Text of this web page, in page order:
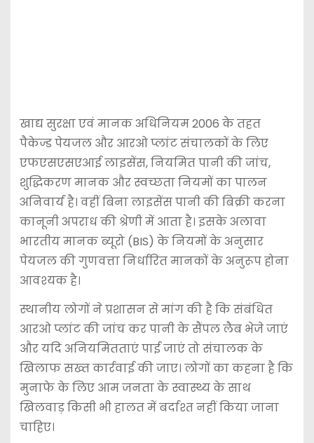
खाद्य सुरक्षा एवं मानक अधिनियम 2006 के तहत
पैकेज्ड पेयजल और आरओ प्लांट संचालकों के लिए
एफएसएसएआई लाइसेंस, नियमित पानी की जांच,
शुद्धिकरण मानक और स्वच्छता नियमों का पालन
अनिवार्य है। वहीं बिना लाइसेंस पानी की बिक्री करना
कानूनी अपराध की श्रेणी में आता है। इसके अलावा
भारतीय मानक ब्यूरो (BIS) के नियमों के अनुसार
पेयजल की गुणवत्ता निर्धारित मानकों के अनुरूप होना
आवश्यक है।
स्थानीय लोगों ने प्रशासन से मांग की है कि संबंधित
आरओ प्लांट की जांच कर पानी के सैंपल लैब भेजे जाएं
और यदि अनियमितताएं पाई जाएं तो संचालक के
खिलाफ सख्त कार्रवाई की जाए। लोगों का कहना है कि
मुनाफे के लिए आम जनता के स्वास्थ्य के साथ
खिलवाड़ किसी भी हालत में बर्दाश्त नहीं किया जाना
चाहिए।